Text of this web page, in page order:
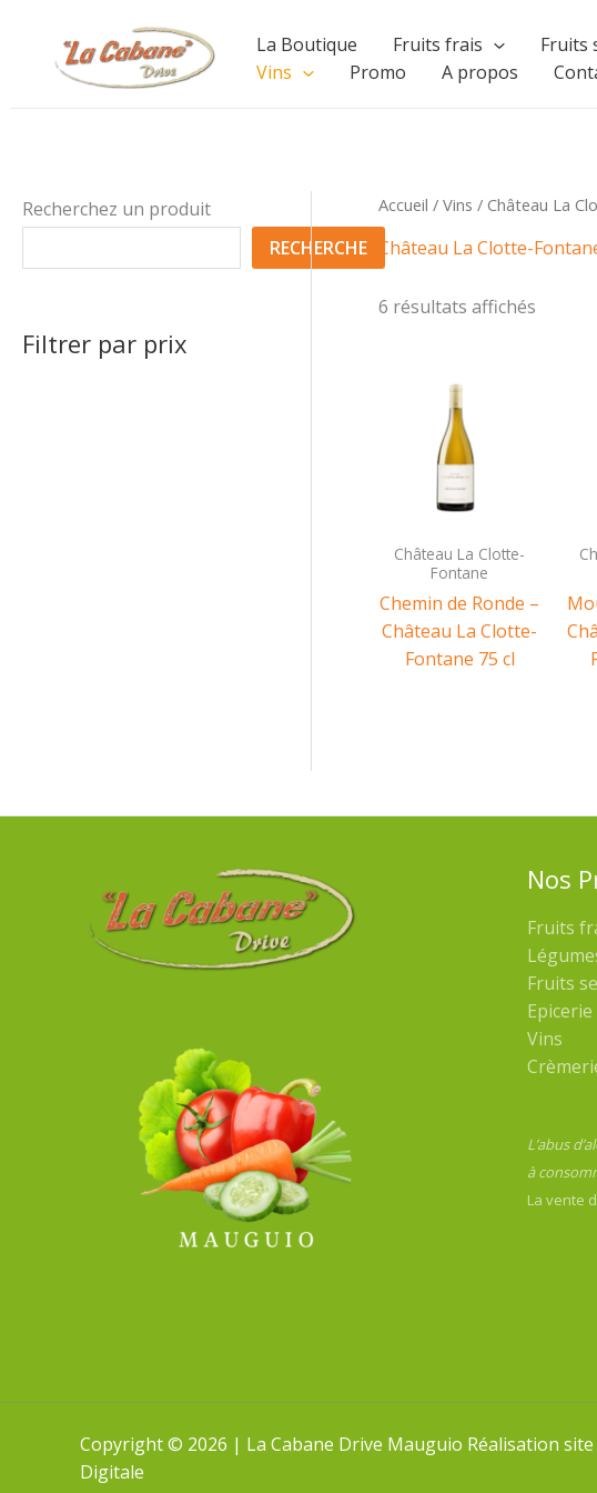
contenu
La Boutique Fruits frais Fruits
Vins
Promo A propos
Recherchez un produit
RECHERCHE
Filtrer par prix
Accueil / Vins / Château La
Château La Clotte-
6 résultats affichés
Château La Clotte-
Fontane
Chemin de Ronde –
Château La Clotte-
Fontane 75 cl
Nos
Fruits
Fruits
Epicerie
Vins
L’abus
à
La vente
Copyright © 2026 | La Cabane Drive Mauguio Réalisation site
Digitale